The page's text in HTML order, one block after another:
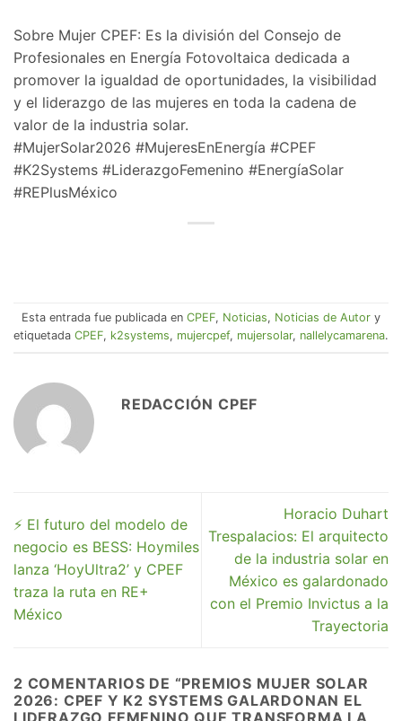
​Sobre Mujer CPEF: Es la división del Consejo de
Profesionales en Energía Fotovoltaica dedicada a
promover la igualdad de oportunidades, la visibilidad
y el liderazgo de las mujeres en toda la cadena de
valor de la industria solar.
​#MujerSolar2026 #MujeresEnEnergía #CPEF
#K2Systems #LiderazgoFemenino #EnergíaSolar
#REPlusMéxico
Esta entrada fue publicada en CPEF, Noticias, Noticias de Autor y
etiquetada CPEF, k2systems, mujercpef, mujersolar, nallelycamarena.
REDACCIÓN CPEF
⚡ El futuro del modelo de
negocio es BESS: Hoymiles
lanza ‘HoyUltra2’ y CPEF
traza la ruta en RE+
México
Horacio Duhart
Trespalacios: El arquitecto
de la industria solar en
México es galardonado
con el Premio Invictus a la
Trayectoria
2 COMENTARIOS DE “PREMIOS MUJER SOLAR
2026: CPEF Y K2 SYSTEMS GALARDONAN EL